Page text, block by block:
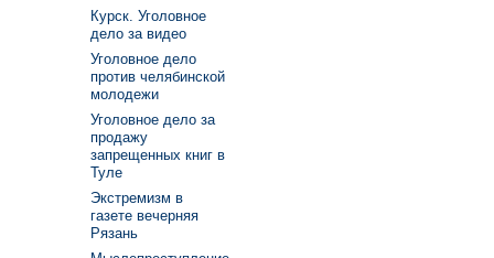
Курск. Уголовное
дело за видео
Уголовное дело
против челябинской
молодежи
Уголовное дело за
продажу
запрещенных книг в
Туле
Экстремизм в
газете вечерняя
Рязань